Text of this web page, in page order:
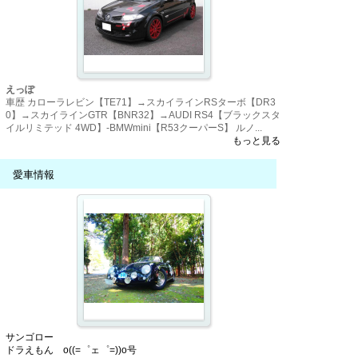
えっぽ
車歴 カローラレビン【TE71】→スカイラインRSターボ【DR3
0】→スカイラインGTR【BNR32】→AUDI RS4【ブラックスタ
イルリミテッド 4WD】-BMWmini【R53クーパーS】 ルノ...
もっと見る
愛車情報
サンゴロー
ドラえもん o((=゜ェ゜=))o号